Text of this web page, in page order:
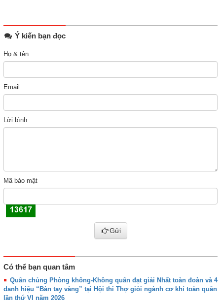
Ý kiến bạn đọc
Họ & tên
Email
Lời bình
Mã bảo mật
Gửi
Có thể bạn quan tâm
Quân chủng Phòng không-Không quân đạt giải Nhất toàn đoàn và 4
danh hiệu “Bàn tay vàng” tại Hội thi Thợ giỏi ngành cơ khí toàn quân
lần thứ VI năm 2026